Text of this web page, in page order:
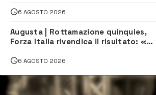
6 AGOSTO 2026
Augusta | Rottamazione quinquies,
Forza Italia rivendica il risultato: «La
6 AGOSTO 2026